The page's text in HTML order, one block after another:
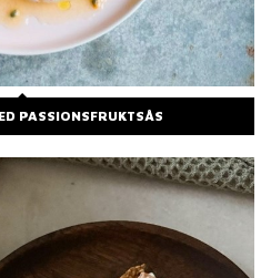
PASSIONSFRUKTSÅS